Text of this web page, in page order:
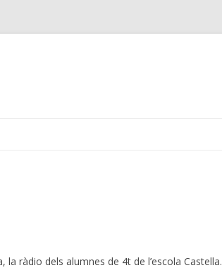
ràdio dels alumnes de 4t de l’escola Castella.